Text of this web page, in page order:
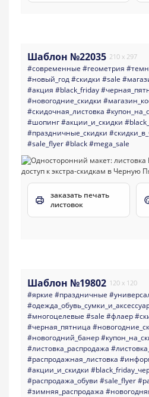
Шаблон №22035 210 x 297
#современные #геометрия
#новый_год#скидки #sale
#акция #black_friday
#новогодние_скидки
#скидочная_листовка
#шопинг#акции_и_скидки
#праздничные_скидки
#sale_flyer#black#mega_sale
заказать печать
листовок
Шаблон №19802 120 x 120
#яркие #праздничные
#многоцелевые #sale #флаер
#черная_пятница
#новогодний_банер
#листовка_распродажа
#распродажная_листовка
#акции_и_скидки
#распродажа_обуви #sale_flyer
#зимняя_распродажа